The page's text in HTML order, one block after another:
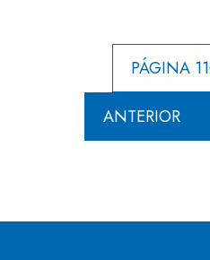
PÁGINA
ANTERIOR